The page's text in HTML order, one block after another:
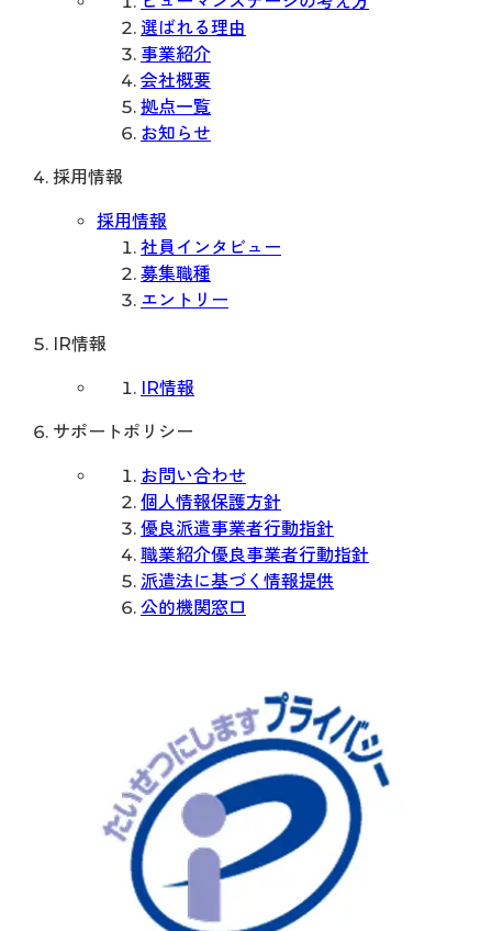
選ばれる理由
事業紹介
会社概要
拠点一覧
お知らせ
採用情報
採用情報
社員インタビュー
募集職種
エントリー
IR情報
IR情報
サポートポリシー
お問い合わせ
個人情報保護方針
優良派遣事業者行動指針
職業紹介優良事業者行動指針
派遣法に基づく情報提供
公的機関窓口